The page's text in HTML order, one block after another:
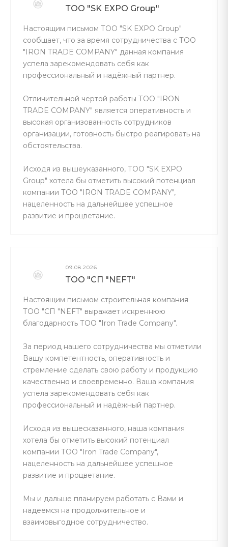
ТОО "SK EXPO Group"
Настоящим письмом ТОО "SK EXPO Group"
сообщает, что за время сотрудничества с ТОО
"IRON TRADE COMPANY" данная компания
успела зарекомендовать себя как
профессиональный и надёжный партнер.
Отличительной чертой работы ТОО "IRON
TRADE COMPANY" является оперативность и
высокая организованность сотрудников
организации, готовность быстро реагировать на
обстоятельства.
Исходя из вышеуказанного, ТОО "SK EXPO
Group" хотела бы отметить высокий потенциал
компании ТОО "IRON TRADE COMPANY",
нацеленность на дальнейшее успешное
развитие и процветание.
09.08.2026
ТОО "СП "NEFT"
Настоящим письмом строительная компания
ТОО "СП "NEFT" выражает искреннюю
благодарность ТОО "Iron Trade Company".
За период нашего сотрудничества мы отметили
Вашу компетентность, оперативность и
стремление сделать свою работу и продукцию
качественно и своевременно. Ваша компания
успела зарекомендовать себя как
профессиональный и надёжный партнер.
Исходя из вышесказанного, наша компания
хотела бы отметить высокий потенциал
компании ТОО "Iron Trade Company",
нацеленность на дальнейшее успешное
развитие и процветание.
Мы и дальше планируем работать с Вами и
надеемся на продолжительное и
взаимовыгодное сотрудничество.